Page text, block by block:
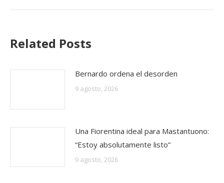
Related Posts
Bernardo ordena el desorden
9 agosto, 2026
Una Fiorentina ideal para Mastantuono:
“Estoy absolutamente listo”
9 agosto, 2026